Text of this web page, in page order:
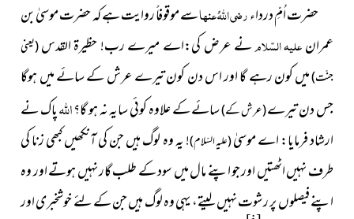
حضرت اُمِّ درداءرضی اللہُ عنہاسے موقوفاً روایت ہے کہ حضرت موسیٰ بن
عمرانعلیہ السّلامنے عرض کی:اے میرے رب! حظیرۃ القدس(یعنی
جنّت)میں کون رہے گا اور اس دن کون تیرے عرش کے سائے میں ہوگا
جس دن تیرے(عرش کے)سائے کے علاوہ کوئی سایہ نہ ہو گا؟اللہپاک نے
ارشاد فرمایا: اے موسیٰ(علیہ السّلام)! یہ وہ لوگ ہیں جن کی آنکھیں کبھی زنا کی
طرف نہیں اٹھتیں اور جو اپنے مال میں سود کے طلب گار نہیں ہوتے اور وہ
اپنے فیصلوں پر رشوت نہیں لیتے، یہی وہ لوگ ہیں جن کے لئے خوشخبری اور